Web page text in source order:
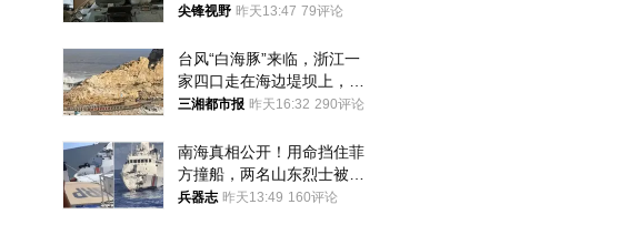
答案令人沉默
尖锋视野 昨天13:47 79评论
台风“白海豚”来临，浙江一
家四口走在海边堤坝上，其
中9岁男孩被巨浪卷入海
三湘都市报 昨天16:32 290评论
南海真相公开！用命挡住菲
方撞船，两名山东烈士被授
武警最高荣誉
兵器志 昨天13:49 160评论